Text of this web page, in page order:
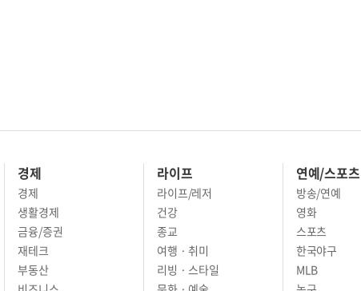
경제
경제
생활경제
금융/증권
재테크
부동산
라이프
라이프/레저
건강
종교
여행 · 취미
리빙 · 스타일
연예/스포츠
방송/연예
영화
스포츠
한국야구
MLB